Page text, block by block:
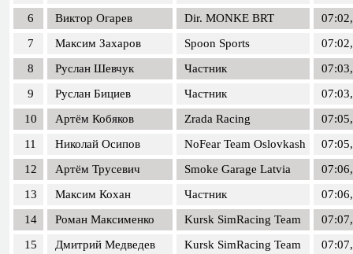
6
Виктор Огарев Dir. MONKE BRT
7
Максим Захаров Spoon Sports
8
Руслан Шевчук Частник
9
Руслан Бициев Частник
10
Артём Кобяков Zrada Racing
11
Николай Осипов NoFear Team Oslovkash
12
Артём Трусевич Smoke Garage Latvia
13
Максим Кохан Частник
14
Роман Максименко Kursk SimRacing Team
15
Дмитрий Медведев Kursk SimRacing Team